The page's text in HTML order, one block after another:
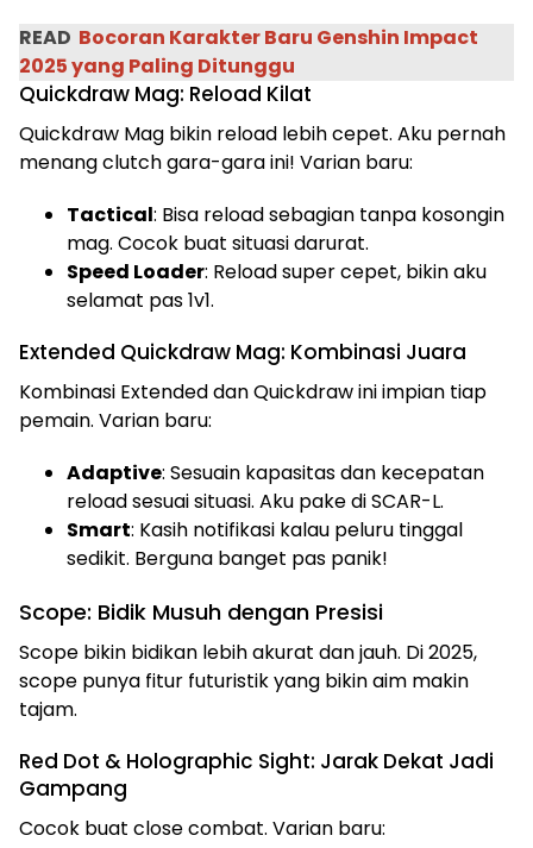
READ Bocoran Karakter Baru Genshin Impact
2025 yang Paling Ditunggu
Quickdraw Mag: Reload Kilat
Quickdraw Mag bikin reload lebih cepet. Aku pernah
menang clutch gara-gara ini! Varian baru:
Tactical: Bisa reload sebagian tanpa kosongin
mag. Cocok buat situasi darurat.
Speed Loader: Reload super cepet, bikin aku
selamat pas 1v1.
Extended Quickdraw Mag: Kombinasi Juara
Kombinasi Extended dan Quickdraw ini impian tiap
pemain. Varian baru:
Adaptive: Sesuain kapasitas dan kecepatan
reload sesuai situasi. Aku pake di SCAR-L.
Smart: Kasih notifikasi kalau peluru tinggal
sedikit. Berguna banget pas panik!
Scope: Bidik Musuh dengan Presisi
Scope bikin bidikan lebih akurat dan jauh. Di 2025,
scope punya fitur futuristik yang bikin aim makin
tajam.
Red Dot & Holographic Sight: Jarak Dekat Jadi
Gampang
Cocok buat close combat. Varian baru: